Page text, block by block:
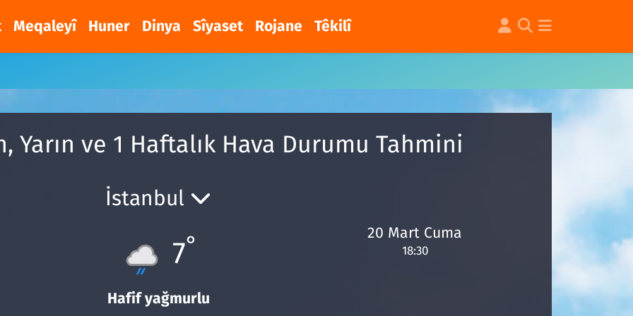
Meqaleyî Huner Dinya Sîyaset Rojane Têkilî
Yarın ve 1 Haftalık Hava Durumu Tahmini
İstanbul
7°
Hafif yağmurlu
20 Mart Cuma
18:30